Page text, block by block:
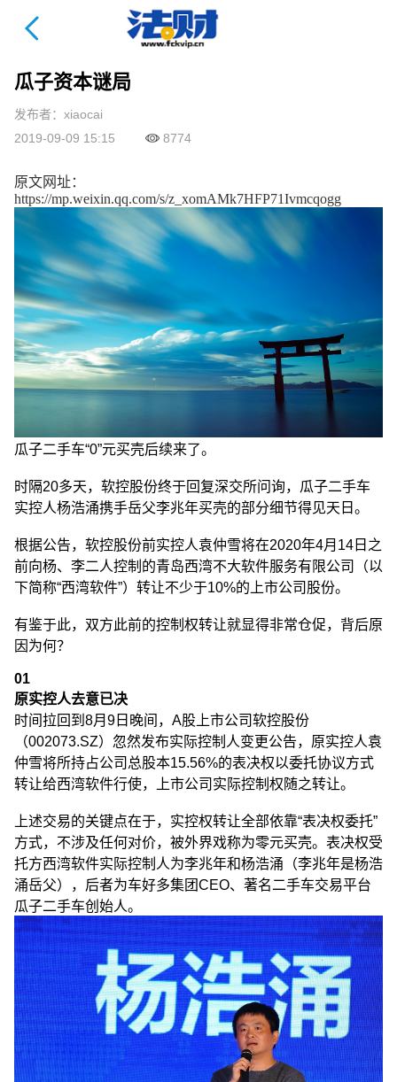
法财课详情页
瓜子资本谜局
发布者：xiaocai
2019-09-09 15:15
8774
原文网址：
https://mp.weixin.qq.com/s/z_xomAMk7HFP71Ivmcqogg
瓜子二手车“0”元买壳后续来了。
时隔20多天，软控股份终于回复深交所问询，瓜子二手车
实控人杨浩涌携手岳父李兆年买壳的部分细节得见天日。
根据公告，软控股份前实控人袁仲雪将在2020年4月14日之
前向杨、李二人控制的青岛西湾不大软件服务有限公司（以
下简称“西湾软件”）转让不少于10%的上市公司股份。
有鉴于此，双方此前的控制权转让就显得非常仓促，背后原
因为何？
01
原实控人去意已决
时间拉回到8月9日晚间，A股上市公司软控股份
（002073.SZ）忽然发布实际控制人变更公告，原实控人袁
仲雪将所持占公司总股本15.56%的表决权以委托协议方式
转让给西湾软件行使，上市公司实际控制权随之转让。
上述交易的关键点在于，实控权转让全部依靠“表决权委托”
方式，不涉及任何对价，被外界戏称为零元买壳。表决权受
托方西湾软件实际控制人为李兆年和杨浩涌（李兆年是杨浩
涌岳父），后者为车好多集团CEO、著名二手车交易平台
瓜子二手车创始人。